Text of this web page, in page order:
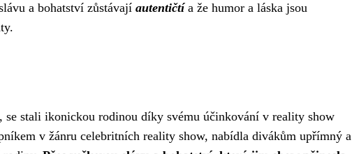
a bohatství zůstávají autentičtía že humor a láska jsou
se stali ikonickou rodinou díky svému účinkování v reality show
v žánru celebritních reality show, nabídla divákům upřímný a